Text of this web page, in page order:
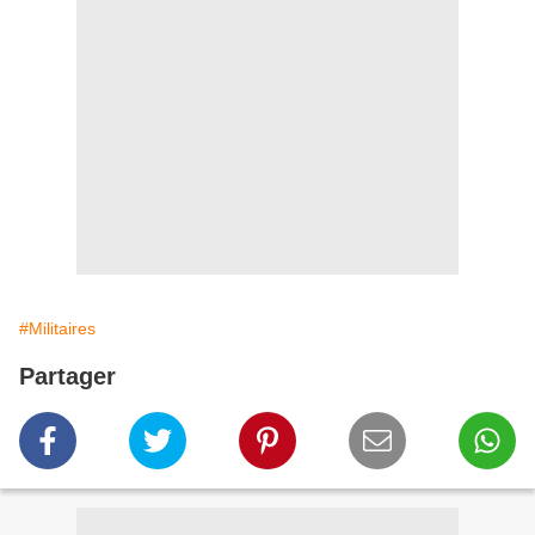
#Militaires
Partager